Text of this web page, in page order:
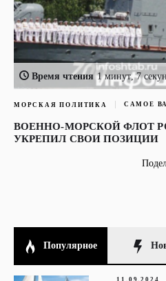
Время чтения 1 минут, 7
МОРСКАЯ ПОЛИТИКА САМОЕ
ВОЕННО-МОРСКОЙ ФЛОТ
УКРЕПИЛ СВОИ ПОЗИЦИИ
Популярное
11.09.2024